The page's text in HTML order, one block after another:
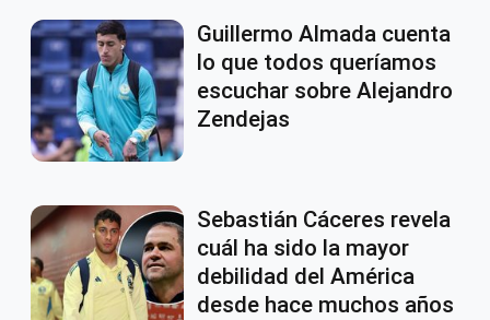
Guillermo Almada cuenta
lo que todos queríamos
escuchar sobre Alejandro
Zendejas
Sebastián Cáceres revela
cuál ha sido la mayor
debilidad del América
desde hace muchos años